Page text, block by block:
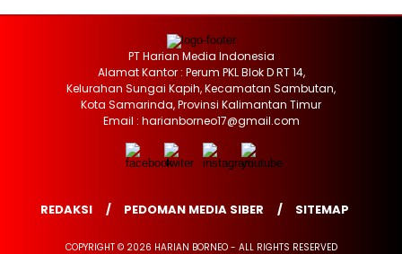
PT Harian Media Indonesia
Alamat Kantor : Perum PKL Blok D RT 14,
Kelurahan Sungai Kapih, Kecamatan Sambutan,
Kota Samarinda, Provinsi Kalimantan Timur
Email : harianborneo17@gmail.com
REDAKSI PEDOMAN MEDIA SIBER SITEMAP
COPYRIGHT © 2026 HARIAN BORNEO - ALL RIGHTS RESERVED